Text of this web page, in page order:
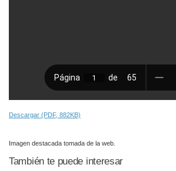
Descargar (PDF, 882KB)
Imagen destacada tomada de la web.
También te puede interesar